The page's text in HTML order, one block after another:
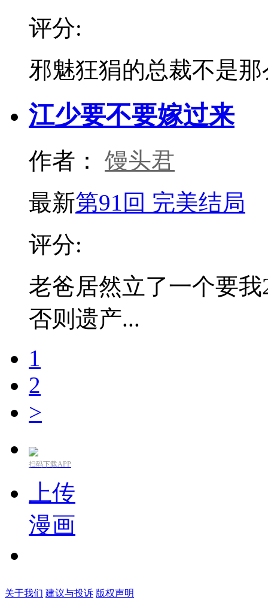
评分:
邪魅狂狷的总裁不是
江少要不要嫁过来
作者：
馒头君
最新第91回 完美结局
评分:
老爸居然立了一个要
否则遗产...
1
2
>
扫码下载APP
上传
漫画
关于我们 建议与投诉 版权声明